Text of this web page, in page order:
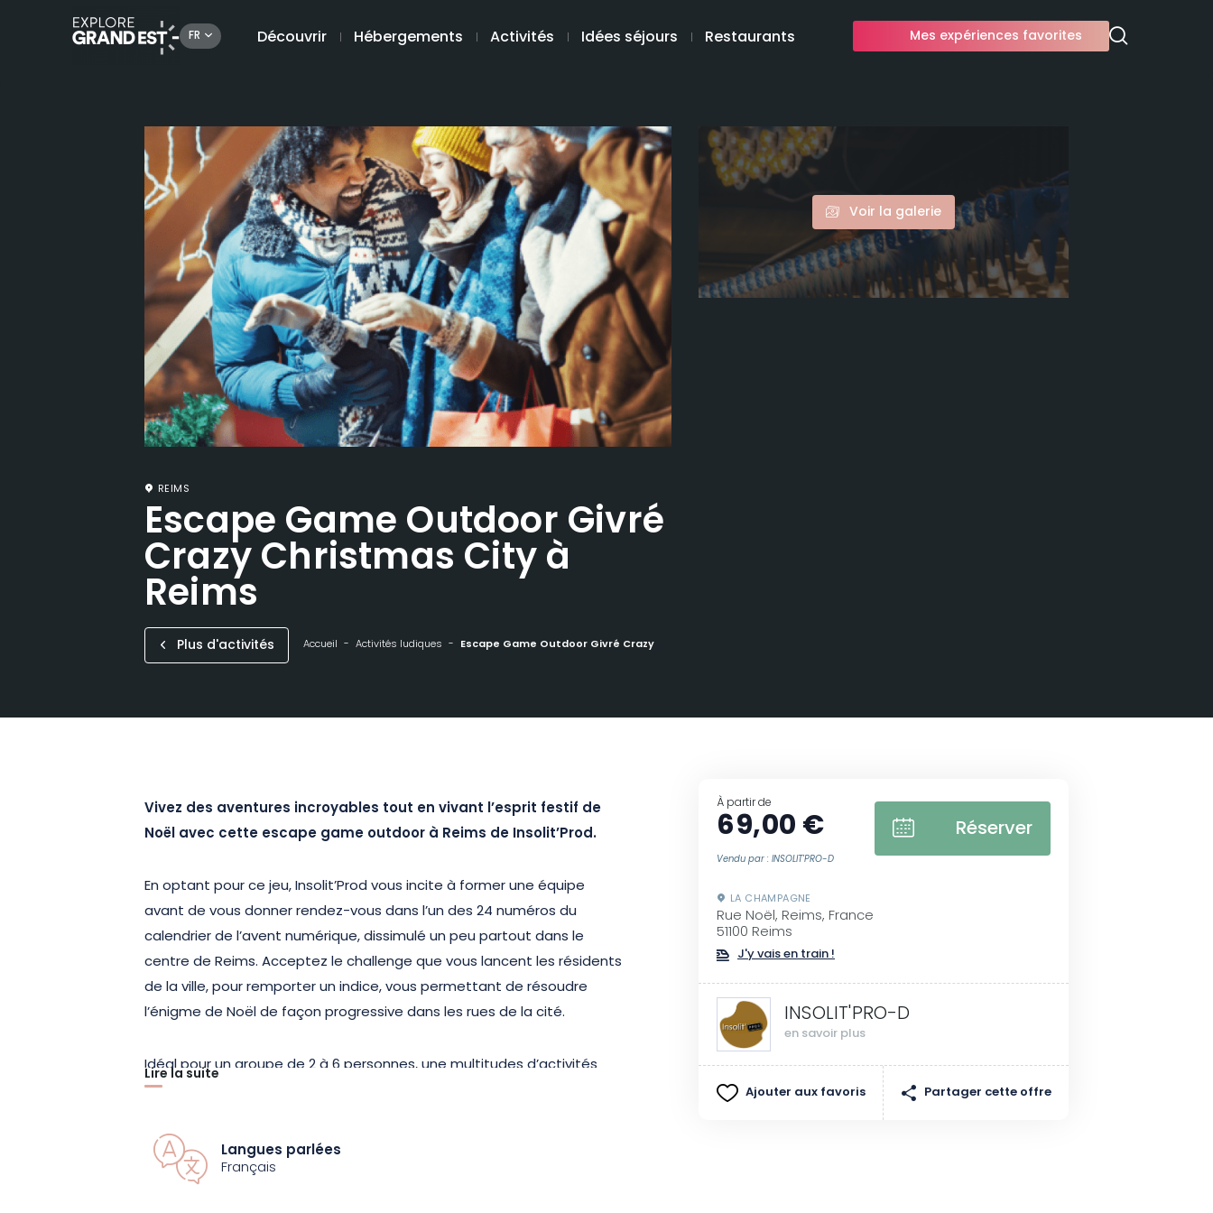
FR Découvrir Hébergements Activités Idées séjours Restaurants Mes expériences favorites
Voir la galerie
REIMS
Escape Game Outdoor Givré
Crazy Christmas City à
Reims
Plus d'activités Accueil Activités ludiques Escape Game Outdoor Givré Crazy Christmas City à Reims
Vivez des aventures incroyables tout en vivant l’esprit festif de
Noël avec cette escape game outdoor à Reims de Insolit’Prod.
En optant pour ce jeu, Insolit’Prod vous incite à former une équipe
avant de vous donner rendez-vous dans l’un des 24 numéros du
calendrier de l’avent numérique, dissimulé un peu partout dans le
centre de Reims. Acceptez le challenge que vous lancent les résidents
de la ville, pour remporter un indice, vous permettant de résoudre
l’énigme de Noël de façon progressive dans les rues de la cité.
Idéal pour un groupe de 2 à 6 personnes, une multitudes d’activités
d’improvisation, de chants et d’énigmes vous attendent, conçu pour
Poursuivez l’aventure en démêlant le vrai du faux face aux lutins
malicieux ou en vous joignant à Mère Noël autour du feu.
Lire la suite
Langues parlées
Français
À partir de
69,00 €
Vendu par : INSOLIT'PRO-D
Réserver
LA CHAMPAGNE
Rue Noël, Reims, France
51100 Reims
J'y vais en train !
INSOLIT'PRO-D
en savoir plus
Ajouter aux favoris Partager cette offre